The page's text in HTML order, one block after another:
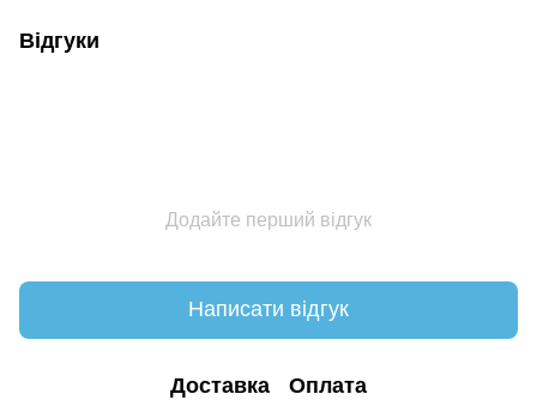
Відгуки
Додайте перший відгук
Написати відгук
Доставка Оплата